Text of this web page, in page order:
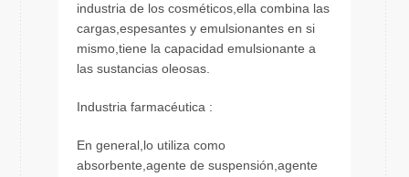
industria de los cosméticos,ella combina las
cargas,espesantes y emulsionantes en si
mismo,tiene la capacidad emulsionante a
las sustancias oleosas.
Industria farmacéutica :
En general,lo utiliza como
absorbente,agente de suspensión,agente